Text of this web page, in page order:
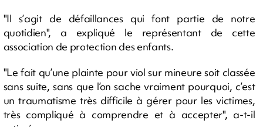
"Il s’agit de défaillances qui font partie de notre
quotidien", a expliqué le représentant de cette
association de protection des enfants.
"Le fait qu’une plainte pour viol sur mineure soit classée
sans suite, sans que l’on sache vraiment pourquoi, c’est
un traumatisme très difficile à gérer pour les victimes,
très compliqué à comprendre et à accepter", a-t-il